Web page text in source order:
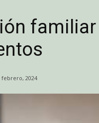
febrero, 2024